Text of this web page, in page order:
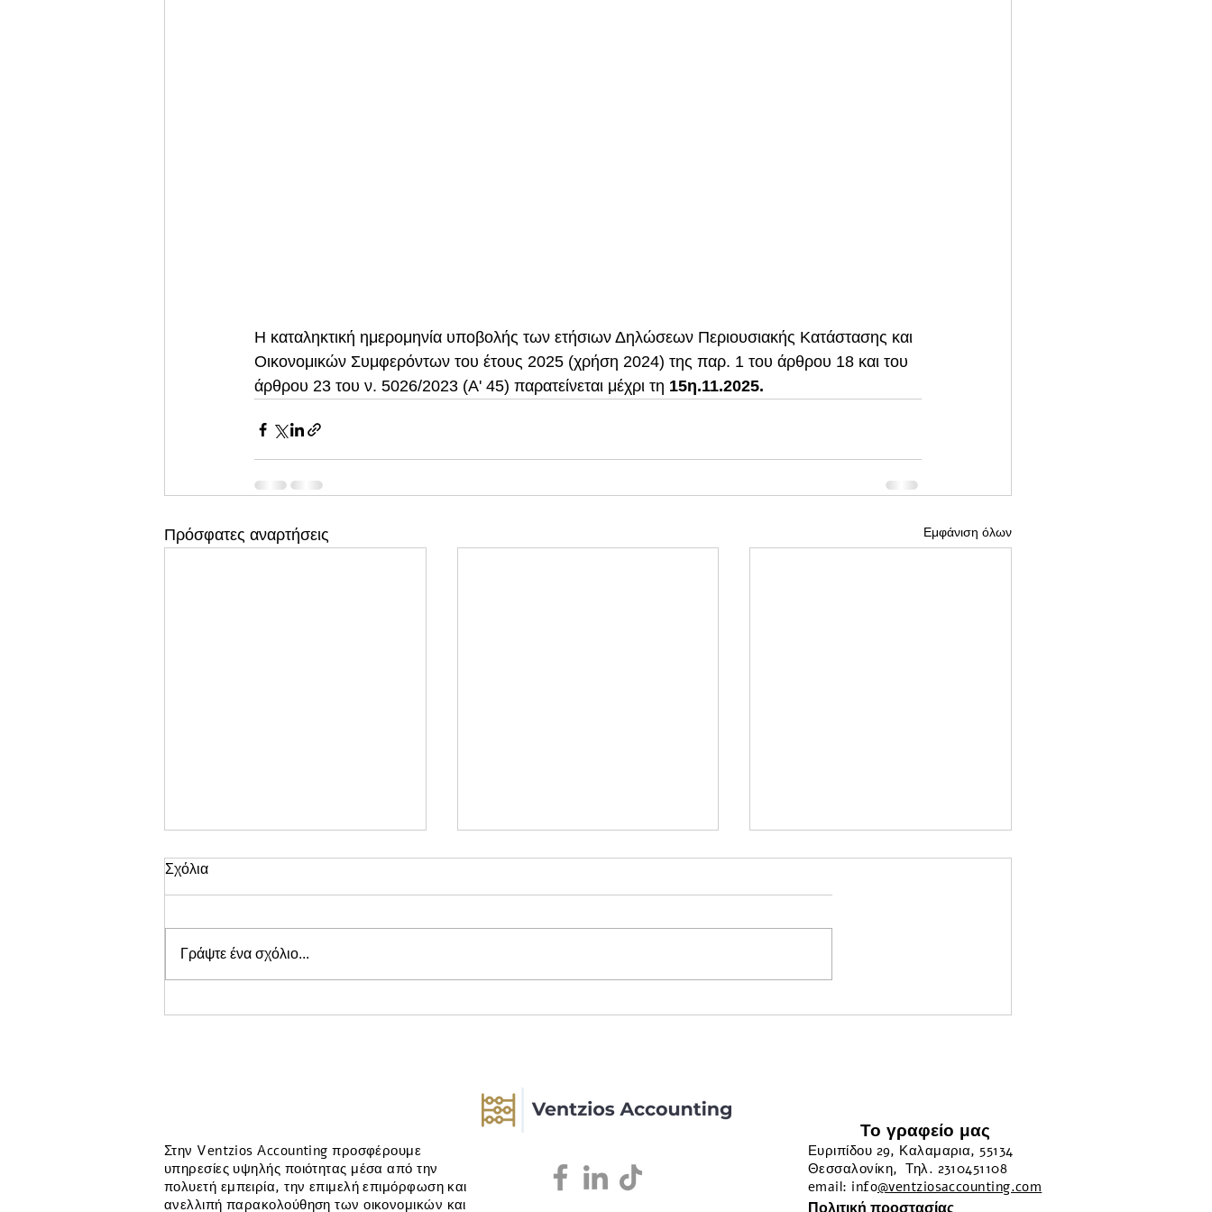
Η καταληκτική ημερομηνία υποβολής των ετήσιων Δηλώσεων Περιουσιακής Κατάστασης και
Οικονομικών Συμφερόντων του έτους 2025 (χρήση 2024) της παρ. 1 του άρθρου 18 και του
άρθρου 23 του ν. 5026/2023 (Α' 45) παρατείνεται μέχρι τη 15η.11.2025.
Πρόσφατες αναρτήσεις Εμφάνιση όλων
Σχόλια
Γράψτε ένα σχόλιο...
Στην Ventzios Accounting προσφέρουμε
υπηρεσίες υψηλής ποιότητας μέσα από την
πολυετή εμπειρία, την επιμελή επιμόρφωση και
ανελλιπή παρακολούθηση των οικονομικών και
Το γραφείο μας
Ευριπίδου 29, Καλαμαρια, 55134
Θεσσαλονίκη, Τηλ. 2310451108
email: info@ventziosaccounting.com
Πολιτική προστασίας